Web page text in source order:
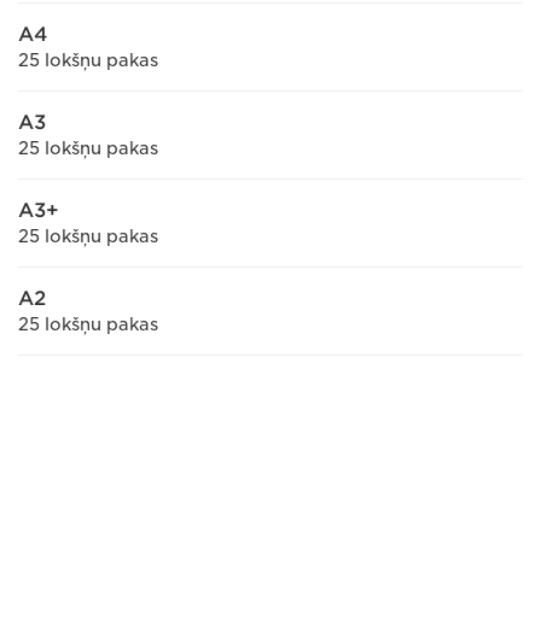
A4
25 lokšņu pakas
A3
25 lokšņu pakas
A3+
25 lokšņu pakas
A2
25 lokšņu pakas